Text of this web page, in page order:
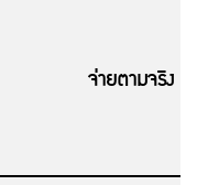
จ่ายตามจริง